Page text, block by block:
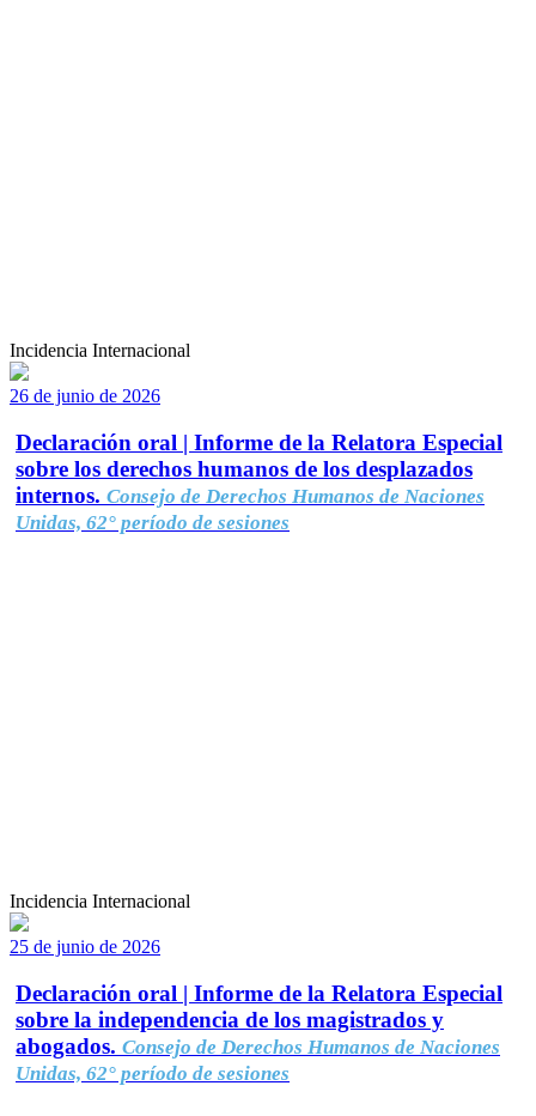
Incidencia Internacional
26 de junio de 2026
Declaración oral | Informe de la Relatora Especial
sobre los derechos humanos de los desplazados
internos. Consejo de Derechos Humanos de Naciones
Unidas, 62° período de sesiones
Incidencia Internacional
25 de junio de 2026
Declaración oral | Informe de la Relatora Especial
sobre la independencia de los magistrados y
abogados. Consejo de Derechos Humanos de Naciones
Unidas, 62° período de sesiones